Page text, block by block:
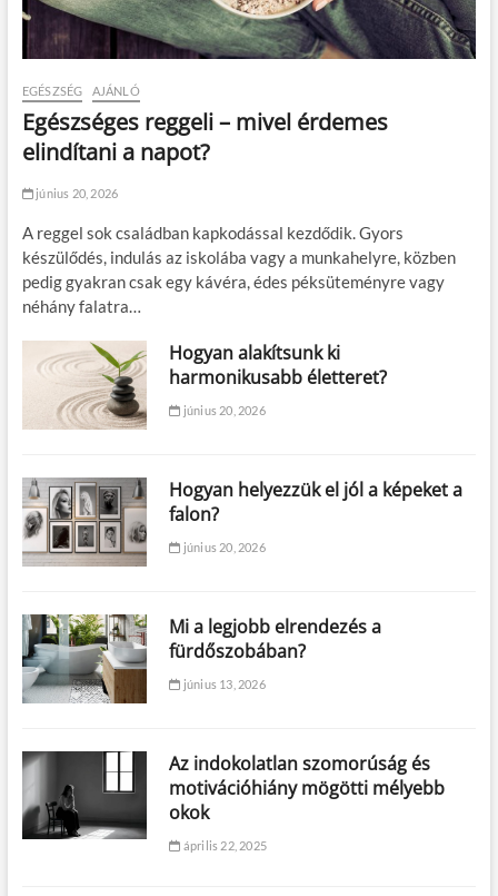
EGÉSZSÉG AJÁNLÓ
Egészséges reggeli – mivel érdemes
elindítani a napot?
június 20, 2026
A reggel sok családban kapkodással kezdődik. Gyors
készülődés, indulás az iskolába vagy a munkahelyre, közben
pedig gyakran csak egy kávéra, édes péksüteményre vagy
néhány falatra…
Hogyan alakítsunk ki
harmonikusabb életteret?
június 20, 2026
Hogyan helyezzük el jól a képeket a
falon?
június 20, 2026
Mi a legjobb elrendezés a
fürdőszobában?
június 13, 2026
Az indokolatlan szomorúság és
motivációhiány mögötti mélyebb
okok
április 22, 2025